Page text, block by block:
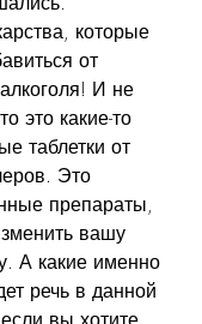
которые
от
И не
это какие-то
таблетки от
Это
препараты,
вашу
А какие именно
речь в данной
вы хотите